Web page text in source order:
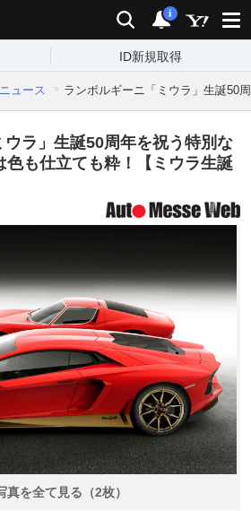
検索 通知
i
ID新規取得
ュース ランボルギーニ「ミウラ」生誕50
ウラ」生誕50周年を祝う特別な
色も仕立ても粋！【ミウラ生誕
真を全て見る（2枚）